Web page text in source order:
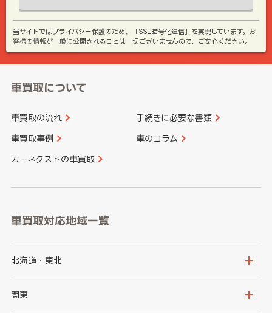
当サイトではプライバシー保護のため、「SSL暗号化通信」を実現しています。お
客様の情報が一般に公開されることは一切ございませんので、ご安心ください。
車買取について
車買取の流れ 手続きに必要な書類
車買取事例 車のコラム
カーネクストの車買取
車買取対応地域一覧
北海道・東北
北海道
関東